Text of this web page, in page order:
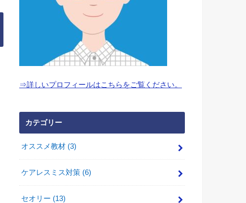
⇒詳しいプロフィールはこちらをご覧ください。
カテゴリー
オススメ教材 (3)
ケアレスミス対策 (6)
セオリー (13)